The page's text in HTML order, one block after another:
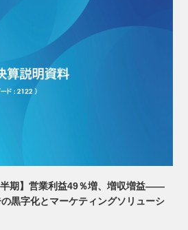
期】営業利益49％増、増収増益――
黒字化とマーケティングソリューシ